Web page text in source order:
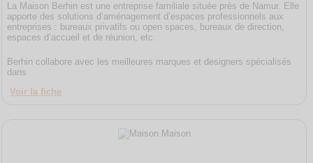
La Maison Berhin est une entreprise familiale située près de Namur. Elle
apporte des solutions d’aménagement d’espaces professionnels aux
entreprises : bureaux privatifs ou open spaces, bureaux de direction,
espaces d’accueil et de réunion, etc.
Berhin collabore avec les meilleures marques et designers spécialisés
dans
Voir la fiche